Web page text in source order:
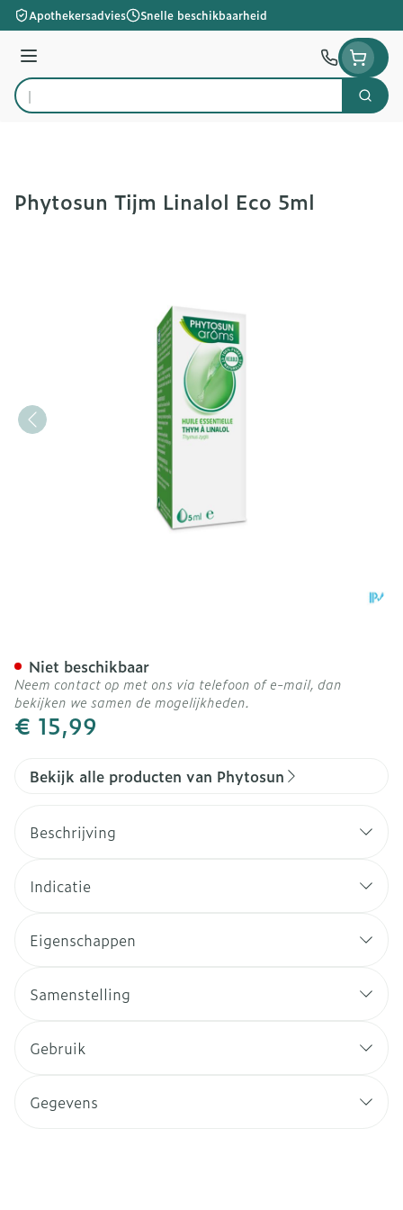
Ga naar de inhoud
Apothekersadvies Snelle beschikbaarheid
Menu
Product, merk, categorie...
Zoek
Phytosun Tijm Linalol Eco 5ml
€ 15,99
Niet beschikbaar
Neem contact op met ons via telefoon of e-mail, dan
bekijken we samen de mogelijkheden.
Bekijk alle producten van Phytosun
Beschrijving
Indicatie
Eigenschappen
Samenstelling
Gebruik
Gegevens